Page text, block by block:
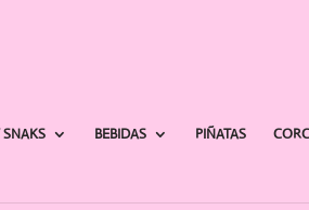
SNAKS BEBIDAS PIÑATAS